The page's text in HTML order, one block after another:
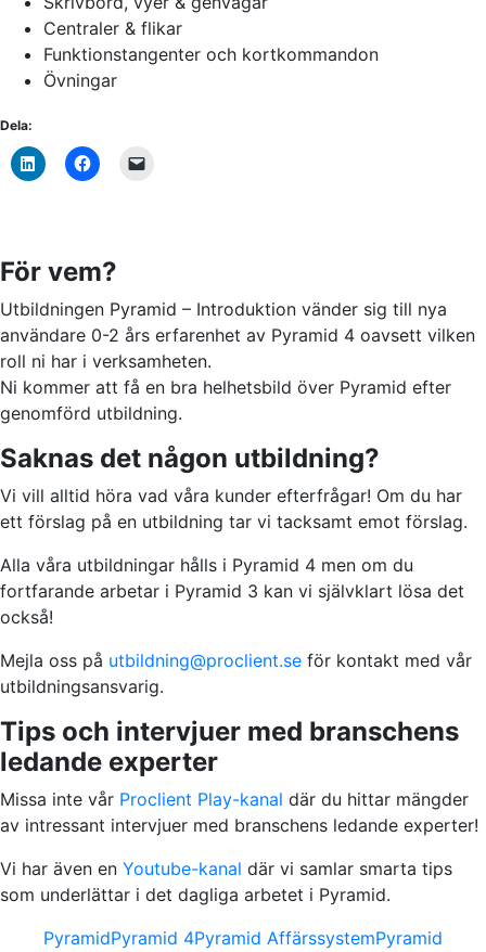
Centraler & flikar
Funktionstangenter och kortkommandon
Övningar
Dela:
För vem?
Utbildningen Pyramid – Introduktion vänder sig till nya
användare 0-2 års erfarenhet av Pyramid 4 oavsett vilken
roll ni har i verksamheten.
Ni kommer att få en bra helhetsbild över Pyramid efter
genomförd utbildning.
Saknas det någon utbildning?
Vi vill alltid höra vad våra kunder efterfrågar! Om du har
ett förslag på en utbildning tar vi tacksamt emot förslag.
Alla våra utbildningar hålls i Pyramid 4 men om du
fortfarande arbetar i Pyramid 3 kan vi självklart lösa det
också!
Mejla oss på utbildning@proclient.se för kontakt med vår
utbildningsansvarig.
Tips och intervjuer med branschens
ledande experter
Missa inte vår Proclient Play-kanal där du hittar mängder
av intressant intervjuer med branschens ledande experter!
Vi har även en Youtube-kanal där vi samlar smarta tips
som underlättar i det dagliga arbetet i Pyramid.
PyramidPyramid 4Pyramid AffärssystemPyramid